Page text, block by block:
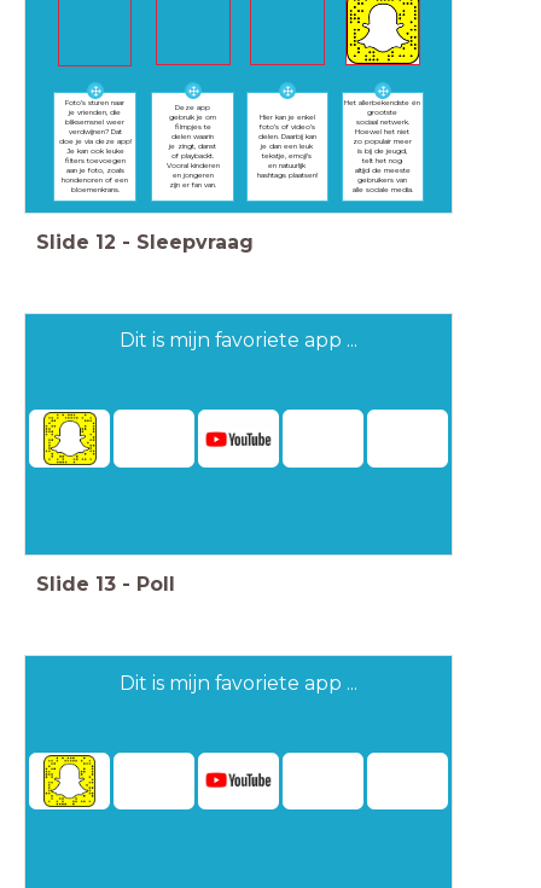
Deze app
gebruik je om
filmpjes te
delen waarin
je zingt, danst
of playbackt.
Vooral kinderen
en jongeren
zijn er fan van.
Hier kan je enkel
foto’s of video’s
delen. Daarbij kan
je dan een leuk
tekstje, emoji’s
en natuurlijk
hashtags plaatsen!
Het allerbekendste én
grootste
sociaal netwerk.
Hoewel het niet
zo populair meer
is bij de jeugd,
telt het nog
altijd de meeste
gebruikers van
alle sociale media.
Foto’s sturen naar
je vrienden, die
bliksemsnel weer
verdwijnen? Dat
doe je via deze app!
Je kan ook leuke
filters toevoegen
aan je foto, zoals
hondenoren of een
bloemenkrans.
Slide 12 - Sleepvraag
Dit is mijn favoriete app ...
Slide 13 - Poll
Dit is mijn favoriete app ...